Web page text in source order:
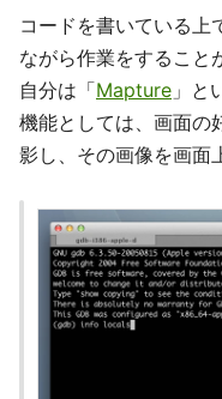
コードを書いている上
ながら作業をすること
自分は「Mapture 」と
機能としては、画面の
影し、その画像を画面